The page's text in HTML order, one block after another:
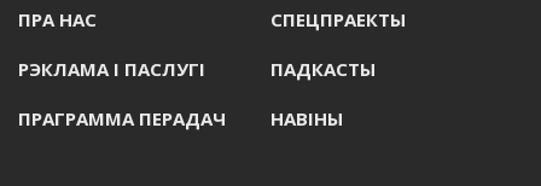
ПРА НАС СПЕЦПРАЕКТЫ
РЭКЛАМА I ПАСЛУГI ПАДКАСТЫ
ПРАГРАММА ПЕРАДАЧ НАВIНЫ